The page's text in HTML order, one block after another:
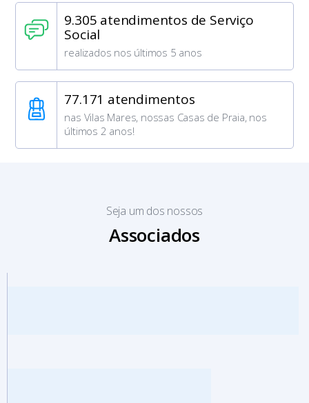
9.305 atendimentos de Serviço
Social
realizados nos últimos 5 anos
77.171 atendimentos
nas Vilas Mares, nossas Casas de Praia, nos
últimos 2 anos!
Seja um dos nossos
Associados